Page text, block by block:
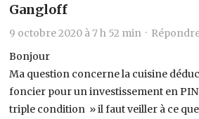
Gangloff
9 octobre 2020 à 7 h 52 min ·
Bonjour
Ma question concerne la cuisine
foncier pour un investissement en
triple condition » il faut veiller à ce